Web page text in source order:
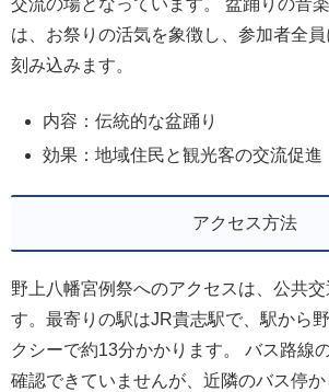
交流の場となっています。 盆踊りの音
は、お祭りの活気を象徴し、参加者全
刻み込みます。
内容：伝統的な盆踊り
効果：地域住民と観光客の交流促進
アクセス方法
野上八幡宮例祭へのアクセスは、公共
す。最寄りの駅はJR貴志駅で、駅から
クシーで約13分かかります。 バス路線
確認できていませんが、近隣のバス停